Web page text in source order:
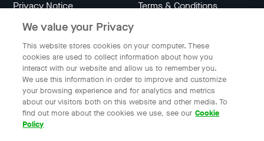
Privacy Notice Terms & Conditions
Data Attribution
Indonesia
© 2023 Gojek | Gojek is a trademark of PT GoTo Gojek
Tokopedia Tbk. Registered in the Directorate General of
We value your Privacy
This website stores cookies on your computer. These
cookies are used to collect information about how you
interact with our website and allow us to remember you.
We use this information in order to improve and customize
your browsing experience and for analytics and metrics
about our visitors both on this website and other media. To
find out more about the cookies we use, see our Cookie
Policy